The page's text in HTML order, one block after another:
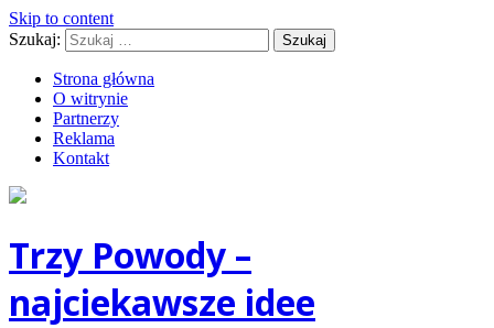
Skip to content
Szukaj:
Strona główna
O witrynie
Partnerzy
Reklama
Kontakt
Trzy Powody –
najciekawsze idee